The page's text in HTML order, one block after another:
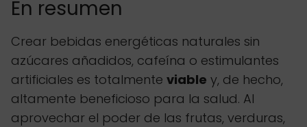
En resumen
Crear bebidas energéticas naturales sin
azúcares añadidos, cafeína o estimulantes
artificiales es totalmente viable y, de hecho,
altamente beneficioso para la salud. Al
aprovechar el poder de las frutas, verduras,